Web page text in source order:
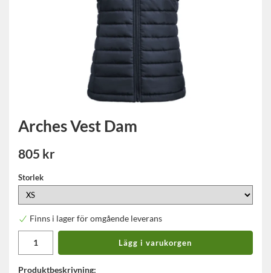
Arches Vest Dam
805 kr
Storlek
Finns i lager för omgående leverans
Lägg i varukorgen
Produktbeskrivning: